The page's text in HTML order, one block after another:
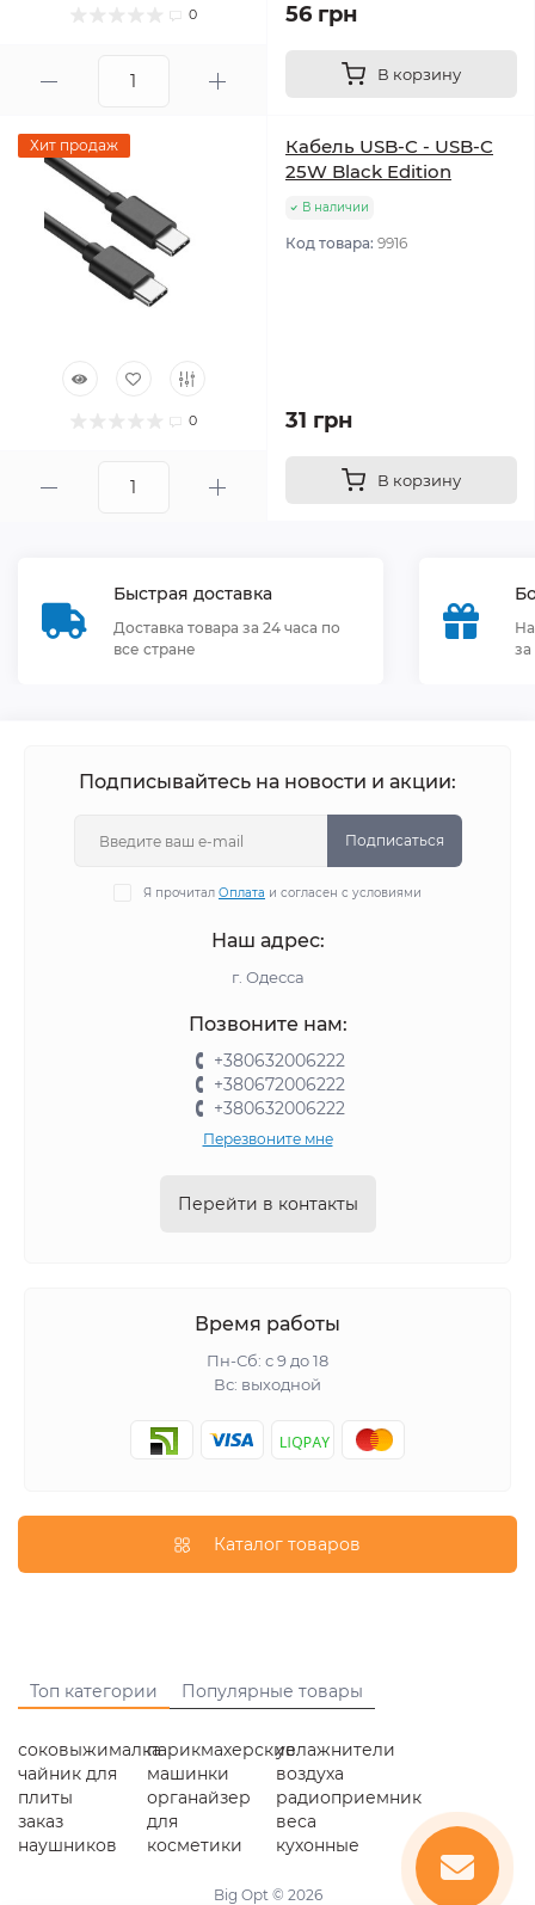
0 56 грн
В корзину
Хит продаж
0
Кабель USB-C - USB-C
25W Black Edition
В наличии
Код товара: 9916
31 грн
В корзину
Быстрая доставка
Доставка товара за 24 часа по
все стране
Подписывайтесь на новости и акции:
Подписаться
Я прочитал Оплата и согласен с условиями
Наш адрес:
г. Одесса
Позвоните нам:
+380632006222
+380672006222
+380632006222
Перезвоните мне
Перейти в контакты
Время работы
Пн-Сб: с 9 до 18
Вс: выходной
Каталог товаров
Топ категории Популярные товары
соковыжималка
чайник для
плиты
заказ
наушников
парикмахерские
машинки
органайзер
для
косметики
увлажнители
воздуха
радиоприемник
веса
кухонные
Big Opt © 2026